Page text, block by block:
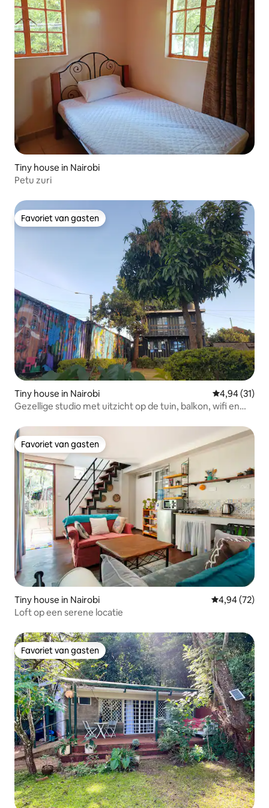
Tiny house in Nairobi
Petu zuri
Favoriet van gasten
Favoriet van gasten
Tiny house in Nairobi Gemiddelde
4,94 (31)
Gezellige studio met uitzicht op de tuin, balkon, wifi en
Favoriet van gasten
Favoriet van gasten
Tiny house in Nairobi Gemiddelde
4,94 (72)
Loft op een serene locatie
Favoriet van gasten
Favoriet van gasten